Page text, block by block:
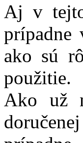
Aj v
ako sú
použitie.
Ako už